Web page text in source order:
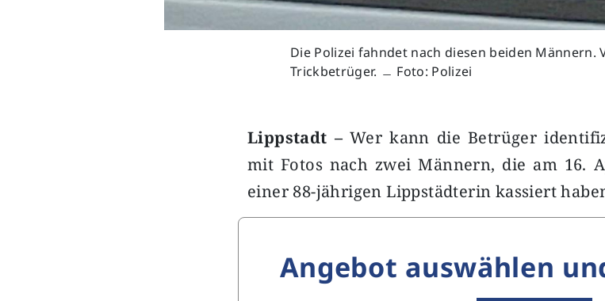
Die Polizei fahndet nach diesen beiden Männern.
Trickbetrüger. ﹘ Foto: Polizei
Lippstadt – Wer kann die Betrüger
mit Fotos nach zwei Männern, die am 16.
einer 88-jährigen Lippstädterin kassiert
Angebot auswählen